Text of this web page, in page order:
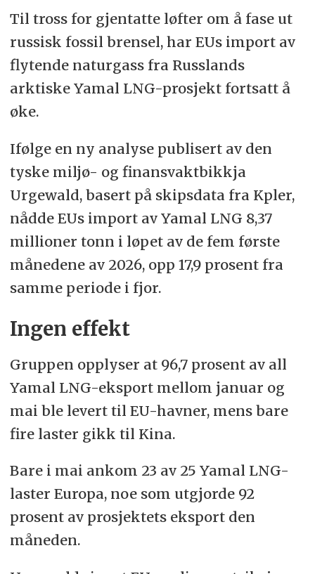
Til tross for gjentatte løfter om å fase ut
russisk fossil brensel, har EUs import av
flytende naturgass fra Russlands
arktiske Yamal LNG-prosjekt fortsatt å
øke.
Ifølge en ny analyse publisert av den
tyske miljø- og finansvaktbikkja
Urgewald, basert på skipsdata fra Kpler,
nådde EUs import av Yamal LNG 8,37
millioner tonn i løpet av de fem første
månedene av 2026, opp 17,9 prosent fra
samme periode i fjor.
Ingen effekt
Gruppen opplyser at 96,7 prosent av all
Yamal LNG-eksport mellom januar og
mai ble levert til EU-havner, mens bare
fire laster gikk til Kina.
Bare i mai ankom 23 av 25 Yamal LNG-
laster Europa, noe som utgjorde 92
prosent av prosjektets eksport den
måneden.